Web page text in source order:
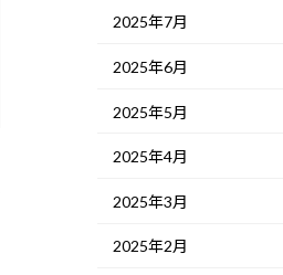
2025年7月
2025年6月
2025年5月
2025年4月
2025年3月
2025年2月